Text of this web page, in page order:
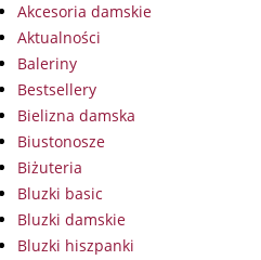
Akcesoria damskie
Aktualności
Baleriny
Bestsellery
Bielizna damska
Biustonosze
Biżuteria
Bluzki basic
Bluzki damskie
Bluzki hiszpanki